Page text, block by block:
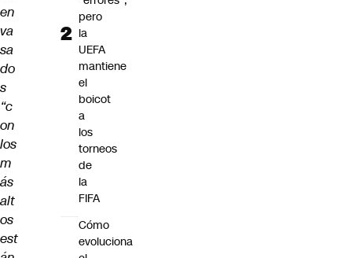
en
va
sa
do
s
“c
on
los
m
ás
alt
os
est
pero
la
UEFA
mantiene
el
boicot
a
los
torneos
de
la
FIFA
Cómo
evoluciona